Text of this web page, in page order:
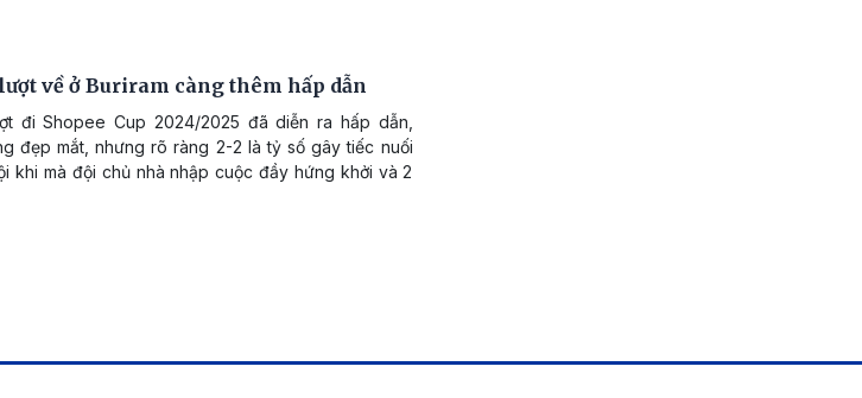
về ở Buriram càng thêm hấp dẫn
đi Shopee Cup 2024/2025 đã diễn ra hấp dẫn,
đẹp mắt, nhưng rõ ràng 2-2 là tỷ số gây tiếc nuối
khi mà đội chủ nhà nhập cuộc đầy hứng khởi và 2